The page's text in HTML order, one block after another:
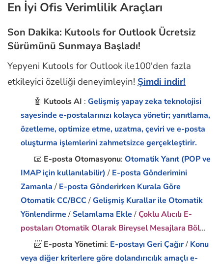
En İyi Ofis Verimlilik Araçları
Son Dakika: Kutools for Outlook Ücretsiz
Sürümünü Sunmaya Başladı!
Yepyeni Kutools for Outlook ile100'den fazla
etkileyici özelliği deneyimleyin! Şimdi indir!
🤖 Kutools AI :Gelişmiş yapay zeka teknolojisi
sayesinde e-postalarınızı kolayca yönetir; yanıtlama,
özetleme, optimize etme, uzatma, çeviri ve e-posta
oluşturma işlemlerini zahmetsizce gerçekleştirir.
📧 E-posta Otomasyonu:Otomatik Yanıt (POP ve
IMAP için kullanılabilir)/ E-posta Gönderimini
Zamanla/ E-posta Gönderirken Kurala Göre
Otomatik CC/BCC/Gelişmiş Kurallar ile Otomatik
Yönlendirme/Selamlama Ekle/Çoklu Alıcılı E-
postaları Otomatik Olarak Bireysel Mesajlara Böl...
📨 E-posta Yönetimi: E-postayı Geri Çağır/ Konu
veya diğer kriterlere göre dolandırıcılık amaçlı e-